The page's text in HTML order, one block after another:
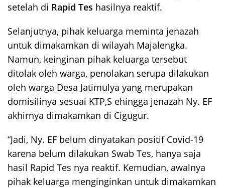
setelah di Rapid Tes hasilnya reaktif.
Selanjutnya, pihak keluarga meminta jenazah
untuk dimakamkan di wilayah Majalengka.
Namun, keinginan pihak keluarga tersebut
ditolak oleh warga, penolakan serupa dilakukan
oleh warga Desa Jatimulya yang merupakan
domisilinya sesuai KTP,S ehingga jenazah Ny. EF
akhirnya dimakamkan di Cigugur.
“Jadi, Ny. EF belum dinyatakan positif Covid-19
karena belum dilakukan Swab Tes, hanya saja
hasil Rapid Tes nya reaktif. Kemudian, awalnya
pihak keluarga menginginkan untuk dimakamkan